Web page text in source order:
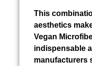
This
aesthetics
Vegan
indispensable
manufacturers